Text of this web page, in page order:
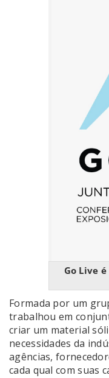
Go Live
Formada por um
trabalhou em
criar um material
necessidades da
agências,
cada qual com suas